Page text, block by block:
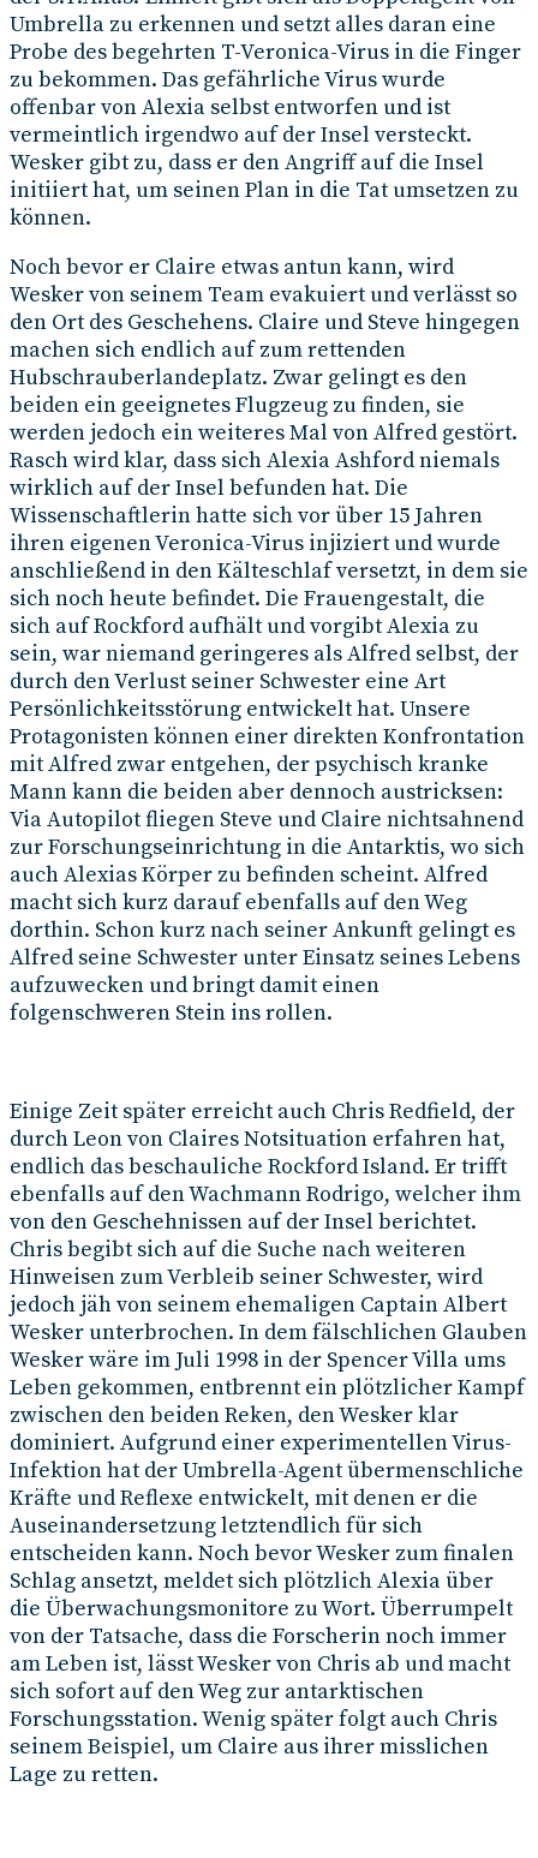
Umbrella zu erkennen und setzt alles daran eine
Probe des begehrten T-Veronica-Virus in die Finger
zu bekommen. Das gefährliche Virus wurde
offenbar von Alexia selbst entworfen und ist
vermeintlich irgendwo auf der Insel versteckt.
Wesker gibt zu, dass er den Angriff auf die Insel
initiiert hat, um seinen Plan in die Tat umsetzen zu
können.
Noch bevor er Claire etwas antun kann, wird
Wesker von seinem Team evakuiert und verlässt so
den Ort des Geschehens. Claire und Steve hingegen
machen sich endlich auf zum rettenden
Hubschrauberlandeplatz. Zwar gelingt es den
beiden ein geeignetes Flugzeug zu finden, sie
werden jedoch ein weiteres Mal von Alfred gestört.
Rasch wird klar, dass sich Alexia Ashford niemals
wirklich auf der Insel befunden hat. Die
Wissenschaftlerin hatte sich vor über 15 Jahren
ihren eigenen Veronica-Virus injiziert und wurde
anschließend in den Kälteschlaf versetzt, in dem sie
sich noch heute befindet. Die Frauengestalt, die
sich auf Rockford aufhält und vorgibt Alexia zu
sein, war niemand geringeres als Alfred selbst, der
durch den Verlust seiner Schwester eine Art
Persönlichkeitsstörung entwickelt hat. Unsere
Protagonisten können einer direkten Konfrontation
mit Alfred zwar entgehen, der psychisch kranke
Mann kann die beiden aber dennoch austricksen:
Via Autopilot fliegen Steve und Claire nichtsahnend
zur Forschungseinrichtung in die Antarktis, wo sich
auch Alexias Körper zu befinden scheint. Alfred
macht sich kurz darauf ebenfalls auf den Weg
dorthin. Schon kurz nach seiner Ankunft gelingt es
Alfred seine Schwester unter Einsatz seines Lebens
aufzuwecken und bringt damit einen
folgenschweren Stein ins rollen.
Einige Zeit später erreicht auch Chris Redfield, der
durch Leon von Claires Notsituation erfahren hat,
endlich das beschauliche Rockford Island. Er trifft
ebenfalls auf den Wachmann Rodrigo, welcher ihm
von den Geschehnissen auf der Insel berichtet.
Chris begibt sich auf die Suche nach weiteren
Hinweisen zum Verbleib seiner Schwester, wird
jedoch jäh von seinem ehemaligen Captain Albert
Wesker unterbrochen. In dem fälschlichen Glauben
Wesker wäre im Juli 1998 in der Spencer Villa ums
Leben gekommen, entbrennt ein plötzlicher Kampf
zwischen den beiden Reken, den Wesker klar
dominiert. Aufgrund einer experimentellen Virus-
Infektion hat der Umbrella-Agent übermenschliche
Kräfte und Reflexe entwickelt, mit denen er die
Auseinandersetzung letztendlich für sich
entscheiden kann. Noch bevor Wesker zum finalen
Schlag ansetzt, meldet sich plötzlich Alexia über
die Überwachungsmonitore zu Wort. Überrumpelt
von der Tatsache, dass die Forscherin noch immer
am Leben ist, lässt Wesker von Chris ab und macht
sich sofort auf den Weg zur antarktischen
Forschungsstation. Wenig später folgt auch Chris
seinem Beispiel, um Claire aus ihrer misslichen
Lage zu retten.